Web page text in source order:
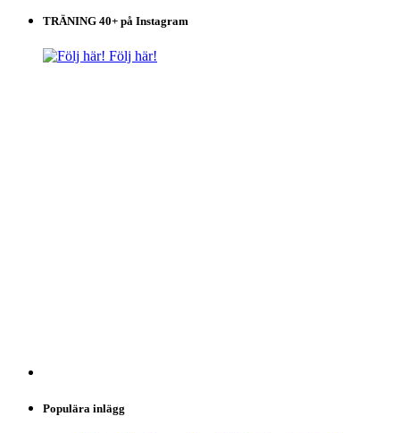
TRÄNING 40+ på Instagram
Följ här!
Populära inlägg